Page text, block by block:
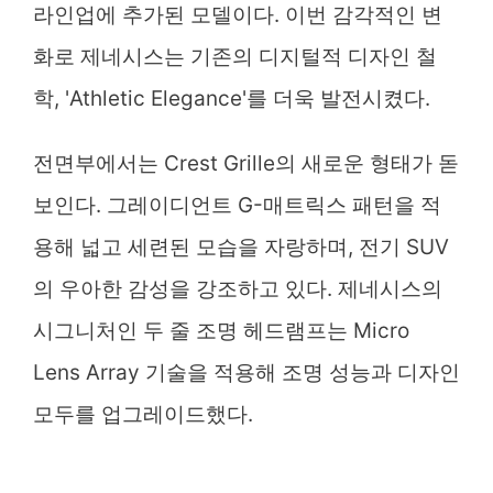
라인업에 추가된 모델이다. 이번 감각적인 변
화로 제네시스는 기존의 디지털적 디자인 철
학, 'Athletic Elegance'를 더욱 발전시켰다.
전면부에서는 Crest Grille의 새로운 형태가 돋
보인다. 그레이디언트 G-매트릭스 패턴을 적
용해 넓고 세련된 모습을 자랑하며, 전기 SUV
의 우아한 감성을 강조하고 있다. 제네시스의
시그니처인 두 줄 조명 헤드램프는 Micro
Lens Array 기술을 적용해 조명 성능과 디자인
모두를 업그레이드했다.